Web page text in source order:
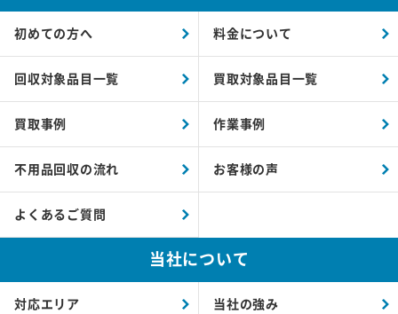
初めての方へ 料金について
回収対象品目一覧 買取対象品目一覧
買取事例 作業事例
不用品回収の流れ お客様の声
よくあるご質問
当社について
対応エリア 当社の強み